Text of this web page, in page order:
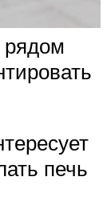
печь